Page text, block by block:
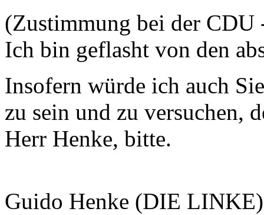
(Zustimmung bei der
Ich bin geflasht von den
Insofern würde ich auch
zu sein und zu versuchen,
Herr Henke, bitte.
Guido Henke (DIE